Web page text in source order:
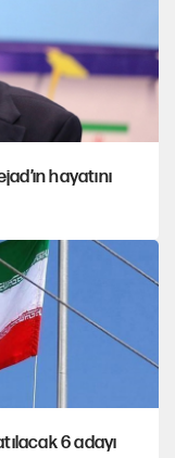
hayatını
6 adayı